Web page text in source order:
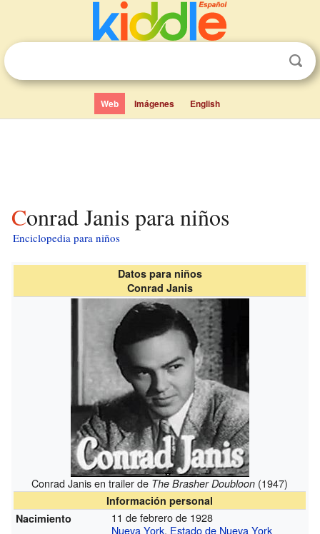
Web Imágenes English
Conrad Janis para niños
Enciclopedia para niños
Datos para niños
Conrad Janis
Conrad Janis en trailer de The Brasher Doubloon (1947)
Información personal
Nacimiento
11 de febrero de 1928
Nueva York, Estado de Nueva York